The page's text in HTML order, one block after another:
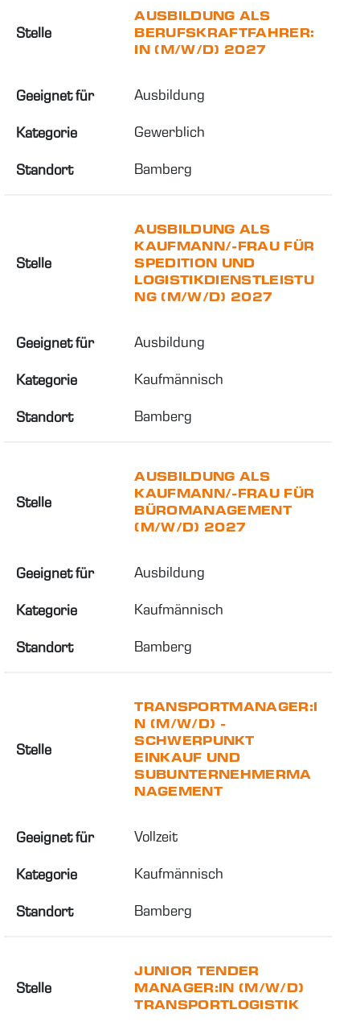
Stelle
AUSBILDUNG ALS
BERUFSKRAFTFAHRER:
IN (M/W/D) 2027
Geeignet für Ausbildung
Kategorie Gewerblich
Standort Bamberg
Stelle
AUSBILDUNG ALS
KAUFMANN/-FRAU FÜR
SPEDITION UND
LOGISTIKDIENSTLEISTU
NG (M/W/D) 2027
Geeignet für Ausbildung
Kategorie Kaufmännisch
Standort Bamberg
Stelle
AUSBILDUNG ALS
KAUFMANN/-FRAU FÜR
BÜROMANAGEMENT
(M/W/D) 2027
Geeignet für Ausbildung
Kategorie Kaufmännisch
Standort Bamberg
Stelle
TRANSPORTMANAGER:I
N (M/W/D) -
SCHWERPUNKT
EINKAUF UND
SUBUNTERNEHMERMA
NAGEMENT
Geeignet für Vollzeit
Kategorie Kaufmännisch
Standort Bamberg
Stelle
JUNIOR TENDER
MANAGER:IN (M/W/D)
TRANSPORTLOGISTIK